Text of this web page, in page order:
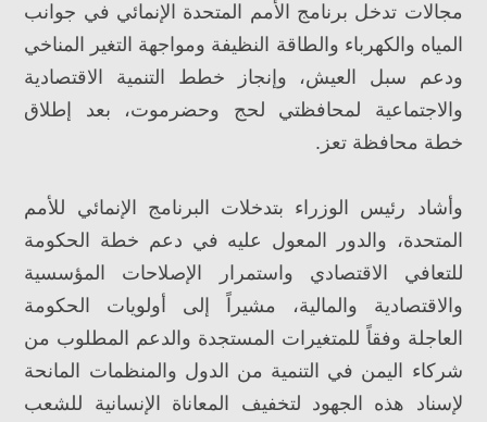
مجالات تدخل برنامج الأمم المتحدة الإنمائي في جوانب
المياه والكهرباء والطاقة النظيفة ومواجهة التغير المناخي
ودعم سبل العيش، وإنجاز خطط التنمية الاقتصادية
والاجتماعية لمحافظتي لحج وحضرموت، بعد إطلاق
خطة محافظة تعز.
وأشاد رئيس الوزراء بتدخلات البرنامج الإنمائي للأمم
المتحدة، والدور المعول عليه في دعم خطة الحكومة
للتعافي الاقتصادي واستمرار الإصلاحات المؤسسية
والاقتصادية والمالية، مشيراً إلى أولويات الحكومة
العاجلة وفقاً للمتغيرات المستجدة والدعم المطلوب من
شركاء اليمن في التنمية من الدول والمنظمات المانحة
لإسناد هذه الجهود لتخفيف المعاناة الإنسانية للشعب